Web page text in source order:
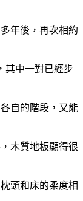
年後，再次相約
其中一對已經步
自的階段，又能
木質地板顯得很
頭和床的柔度相